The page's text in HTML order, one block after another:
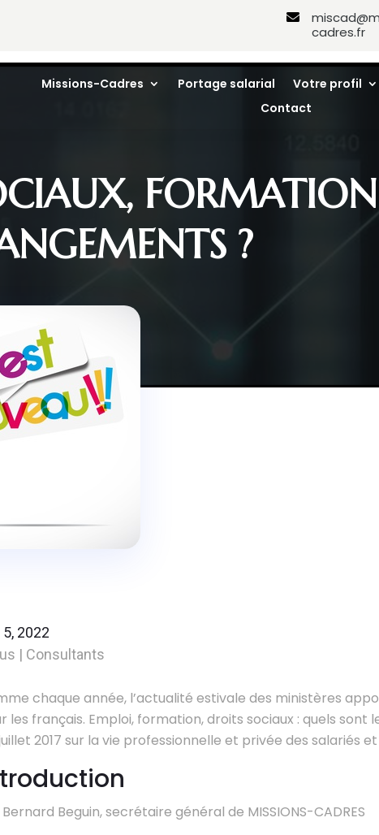

cadres.fr
Missions-Cadres Portage salarial Votre profil
Contact
?
5, 2022
| Consultants
chaque année, l’actualité estivale des ministères
les français. Emploi, formation, droits sociaux : quels
2017 sur la vie professionnelle et privée des salariés
Beguin, secrétaire général de MISSIONS-CADRES